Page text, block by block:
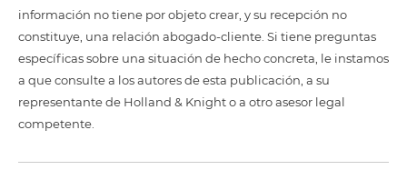
información no tiene por objeto crear, y su recepción no
constituye, una relación abogado-cliente. Si tiene preguntas
específicas sobre una situación de hecho concreta, le instamos
a que consulte a los autores de esta publicación, a su
representante de Holland & Knight o a otro asesor legal
competente.